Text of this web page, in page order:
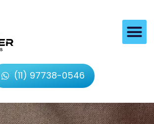
(11) 97738-0546